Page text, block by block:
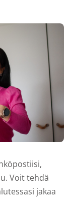
Voit tehdä
jakaa